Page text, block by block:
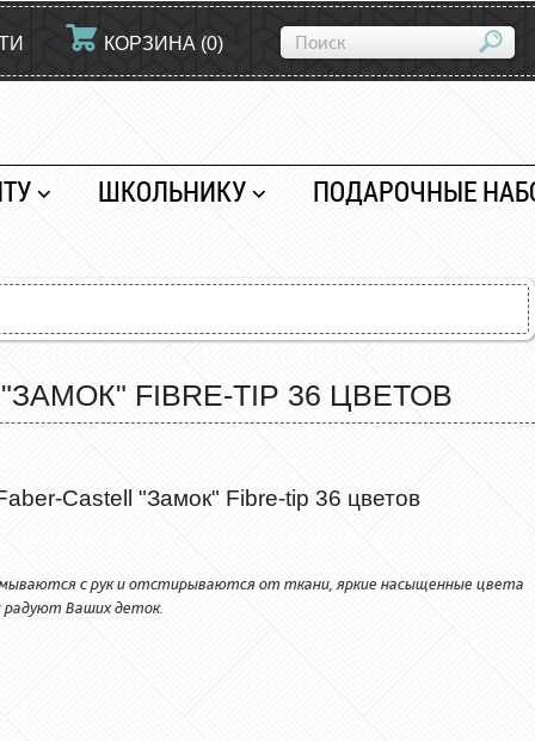
КОРЗИНА (0)
ШКОЛЬНИКУ ПОДАРОЧНЫЕ
FIBRE-TIP 36 ЦВЕТОВ
Castell "Замок" Fibre-tip 36 цветов
с рук и отстирываются от ткани, яркие насыщенные цвета
радуют Ваших деток.